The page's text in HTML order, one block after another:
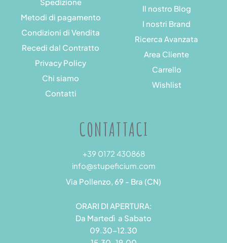
Metodi di pagamento
Condizioni di Vendita
Recedi dal Contratto
Privacy Policy
Chi siamo
Contatti
Il nostro Blog
I nostri Brand
Ricerca Avanzata
Area Cliente
Carrello
Wishlist
CONTATTACI
+39 0172 430868
info@stupeficium.com
Via Pollenzo, 69 - Bra (CN)
ORARI DI APERTURA:
Da Martedì a Sabato
09.30-12.30